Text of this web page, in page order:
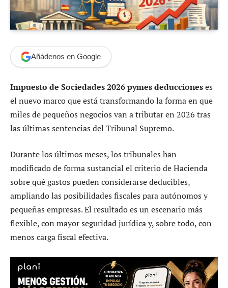
Añádenos en Google
Impuesto de Sociedades 2026 pymes deduccioneses
el nuevo marco que está transformando la forma en que
miles de pequeños negocios van a tributar en 2026 tras
las últimas sentencias del Tribunal Supremo.
Durante los últimos meses, los tribunales han
modificado de forma sustancial el criterio de Hacienda
sobre qué gastos pueden considerarse deducibles,
ampliando las posibilidades fiscales para autónomos y
pequeñas empresas. El resultado es un escenario más
flexible, con mayor seguridad jurídica y, sobre todo, con
menos carga fiscal efectiva.